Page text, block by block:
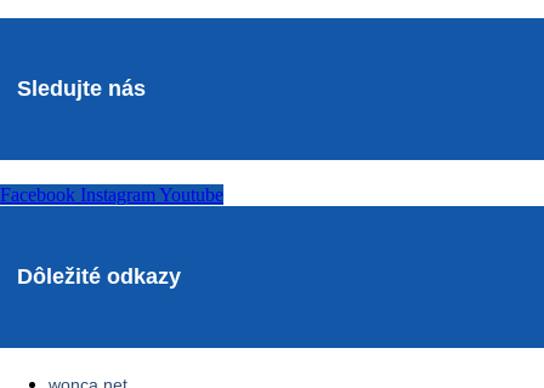
Sledujte nás
Facebook Instagram Youtube
Dôležité odkazy